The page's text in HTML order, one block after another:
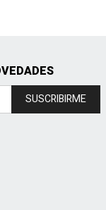
SUSCRIBIRME